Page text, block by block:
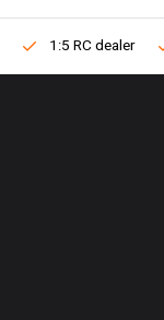
1:5 RC dealer